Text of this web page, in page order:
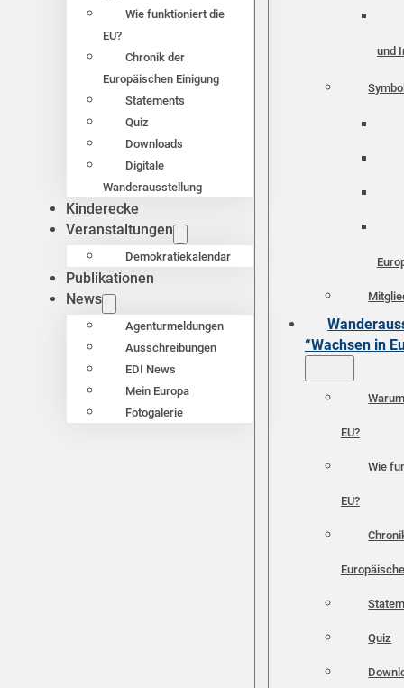
Wie funktioniert die
EU?
Chronik der
Europäischen Einigung
Statements
Quiz
Downloads
Digitale
Wanderausstellung
Kinderecke
Veranstaltungen
Demokratiekalendar
Publikationen
News
Agenturmeldungen
Ausschreibungen
EDI News
Mein Europa
Fotogalerie
und
“Wachsen in
EU?
Wie
EU?
Quiz